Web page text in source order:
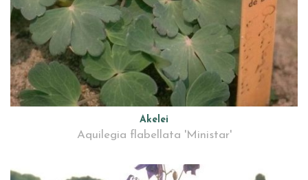
Akelei
Aquilegia flabellata 'Ministar'